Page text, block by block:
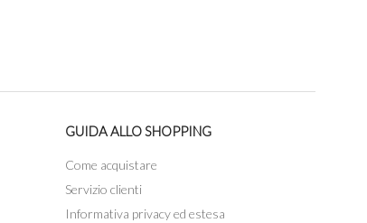
GUIDA ALLO SHOPPING
Come acquistare
Servizio clienti
Informativa privacy ed estesa